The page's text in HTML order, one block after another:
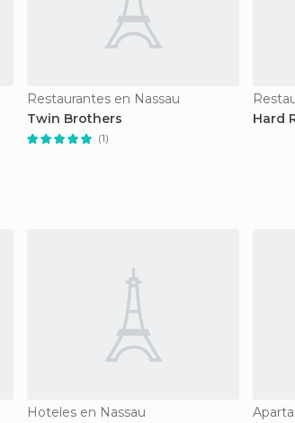
Restaurantes en Nassau
Twin Brothers
(1)
Hard
Hoteles en Nassau